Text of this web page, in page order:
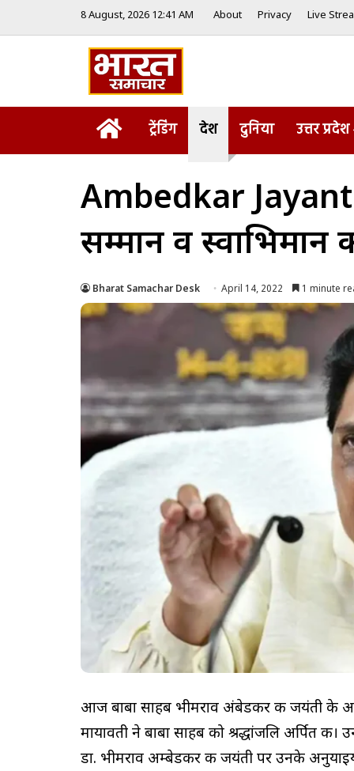
8 August, 2026 12:41 AM About Privacy Live
Homeट्रेंडिंग देश दुनिया उत्तर प्रदेश
Ambedkar
सम्मान व
Bharat Samachar Desk April 14, 2022 1 minute
आज बाबा साहब भीमराव अंबेडकर की जयंती के
मायावती ने बाबा साहब को श्रद्धांजलि अर्पित
डा. भीमराव अम्बेडकर की जयंती पर उनके